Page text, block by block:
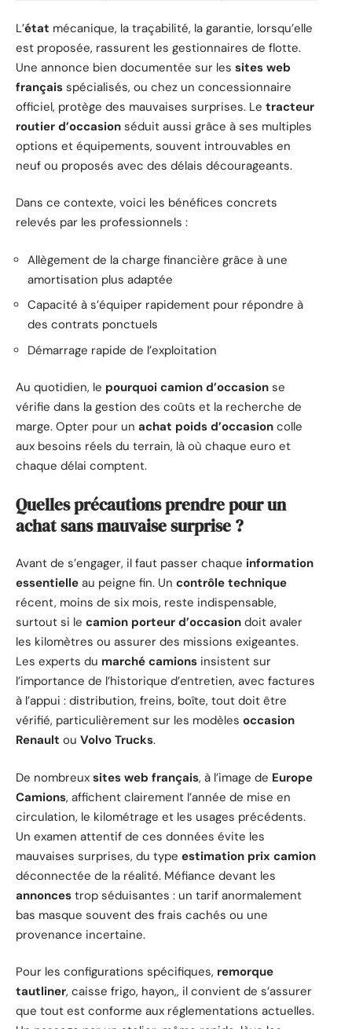
L’état mécanique, la traçabilité, la garantie, lorsqu’elle
est proposée, rassurent les gestionnaires de flotte.
Une annonce bien documentée sur les sites web
français spécialisés, ou chez un concessionnaire
officiel, protège des mauvaises surprises. Le tracteur
routier d’occasion séduit aussi grâce à ses multiples
options et équipements, souvent introuvables en
neuf ou proposés avec des délais décourageants.
Dans ce contexte, voici les bénéfices concrets
relevés par les professionnels :
Allègement de la charge financière grâce à une
amortisation plus adaptée
Capacité à s’équiper rapidement pour répondre à
des contrats ponctuels
Démarrage rapide de l’exploitation
Au quotidien, le pourquoi camion d’occasion se
vérifie dans la gestion des coûts et la recherche de
marge. Opter pour un achat poids d’occasion colle
aux besoins réels du terrain, là où chaque euro et
chaque délai comptent.
Quelles précautions prendre pour un
achat sans mauvaise surprise ?
Avant de s’engager, il faut passer chaque information
essentielle au peigne fin. Un contrôle technique
récent, moins de six mois, reste indispensable,
surtout si le camion porteur d’occasion doit avaler
les kilomètres ou assurer des missions exigeantes.
Les experts du marché camions insistent sur
l’importance de l’historique d’entretien, avec factures
à l’appui : distribution, freins, boîte, tout doit être
vérifié, particulièrement sur les modèles occasion
Renault ou Volvo Trucks.
De nombreux sites web français, à l’image de Europe
Camions, affichent clairement l’année de mise en
circulation, le kilométrage et les usages précédents.
Un examen attentif de ces données évite les
mauvaises surprises, du type estimation prix camion
déconnectée de la réalité. Méfiance devant les
annonces trop séduisantes : un tarif anormalement
bas masque souvent des frais cachés ou une
provenance incertaine.
Pour les configurations spécifiques, remorque
tautliner, caisse frigo, hayon,, il convient de s’assurer
que tout est conforme aux réglementations actuelles.